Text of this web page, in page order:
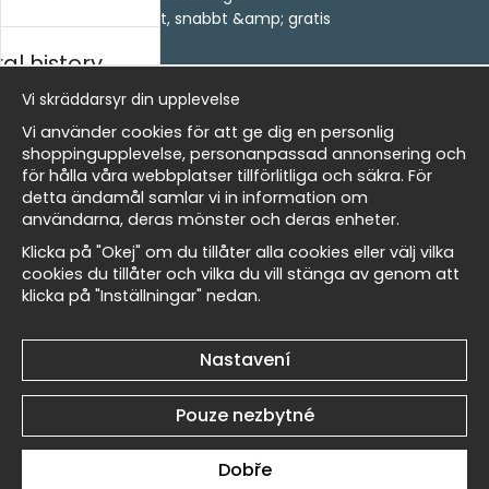
- Leverans - enkelt, snabbt &amp; gratis
Mina favoriter
Newsletter
Získejte naše nejlepší nabídky a novinky!
E-
mailová
adresa
Odeslat
Et harum quidem rerum facilis est et expedita
history
Vi skräddarsyr din upplevelse
Vi använder cookies för att ge dig en personlig
shoppingupplevelse, personanpassad annonsering och
för hålla våra webbplatser tillförlitliga och säkra. För
detta ändamål samlar vi in information om
användarna, deras mönster och deras enheter.
Klicka på "Okej" om du tillåter alla cookies eller välj vilka
cookies du tillåter och vilka du vill stänga av genom att
klicka på "Inställningar" nedan.
Nastavení
Pouze nezbytné
Dobře